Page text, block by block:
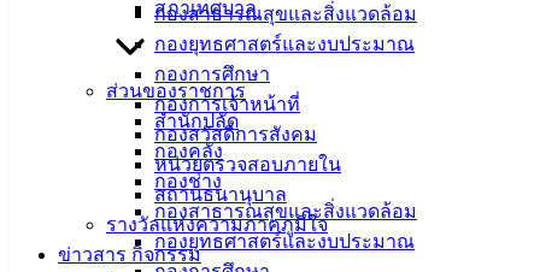
กองสาธารณสุขและสิ่งแวดล้อม
กองยุทธศาสตร์และงบประมาณ
กองการศึกษา
กองการเจ้าหน้าที่
กองสวัสดิการสังคม
หน่วยตรวจสอบภายใน
สถานธนานุบาล
รางวัลแห่งความภาคภูมิใจ
ข่าวสาร กิจกรรม
สภาเทศบาล
ส่วนของราชการ
สำนักปลัด
กองคลัง
กองช่าง
กองสาธารณสุขและสิ่งแวดล้อม
กองยุทธศาสตร์และงบประมาณ
ม.3 ต.เสม็ด
อ.เมือง จ.ชลบุรี
142-100-104